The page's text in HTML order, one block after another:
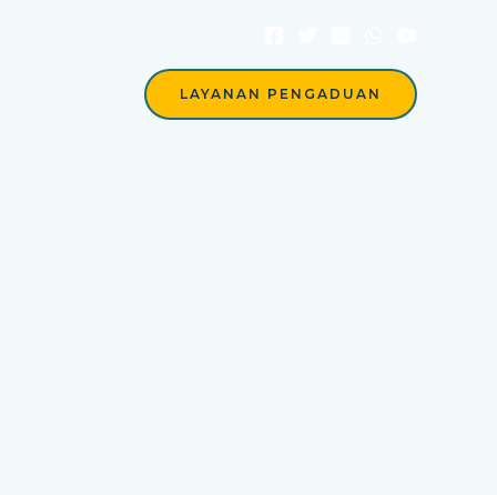
LAYANAN PENGADUAN